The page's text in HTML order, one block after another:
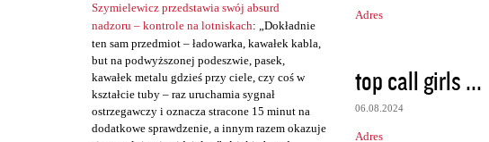
Szymielewicz przedstawia swój absurd
nadzoru – kontrole na lotniskach: „Dokładnie
ten sam przedmiot – ładowarka, kawałek kabla,
but na podwyższonej podeszwie, pasek,
kawałek metalu gdzieś przy ciele, czy coś w
kształcie tuby – raz uruchamia sygnał
ostrzegawczy i oznacza stracone 15 minut na
dodatkowe sprawdzenie, a innym razem okazuje
Adres
top call girls ...
06.08.2024
Adres